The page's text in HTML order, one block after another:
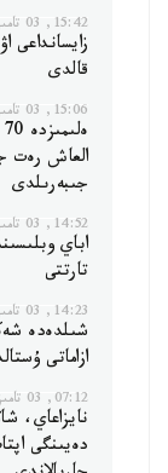
15:42, 03 تامىز 2026
زايسانداعى
قالدى
15:06, 03 تامىز 2026
العاش رەت
جىبەرىلدى
14:52, 03 تامىز 2026
اباي
تارتتى
14:23, 03 تامىز 2026
ازاماتى
07:12, 03 تامىز 2026